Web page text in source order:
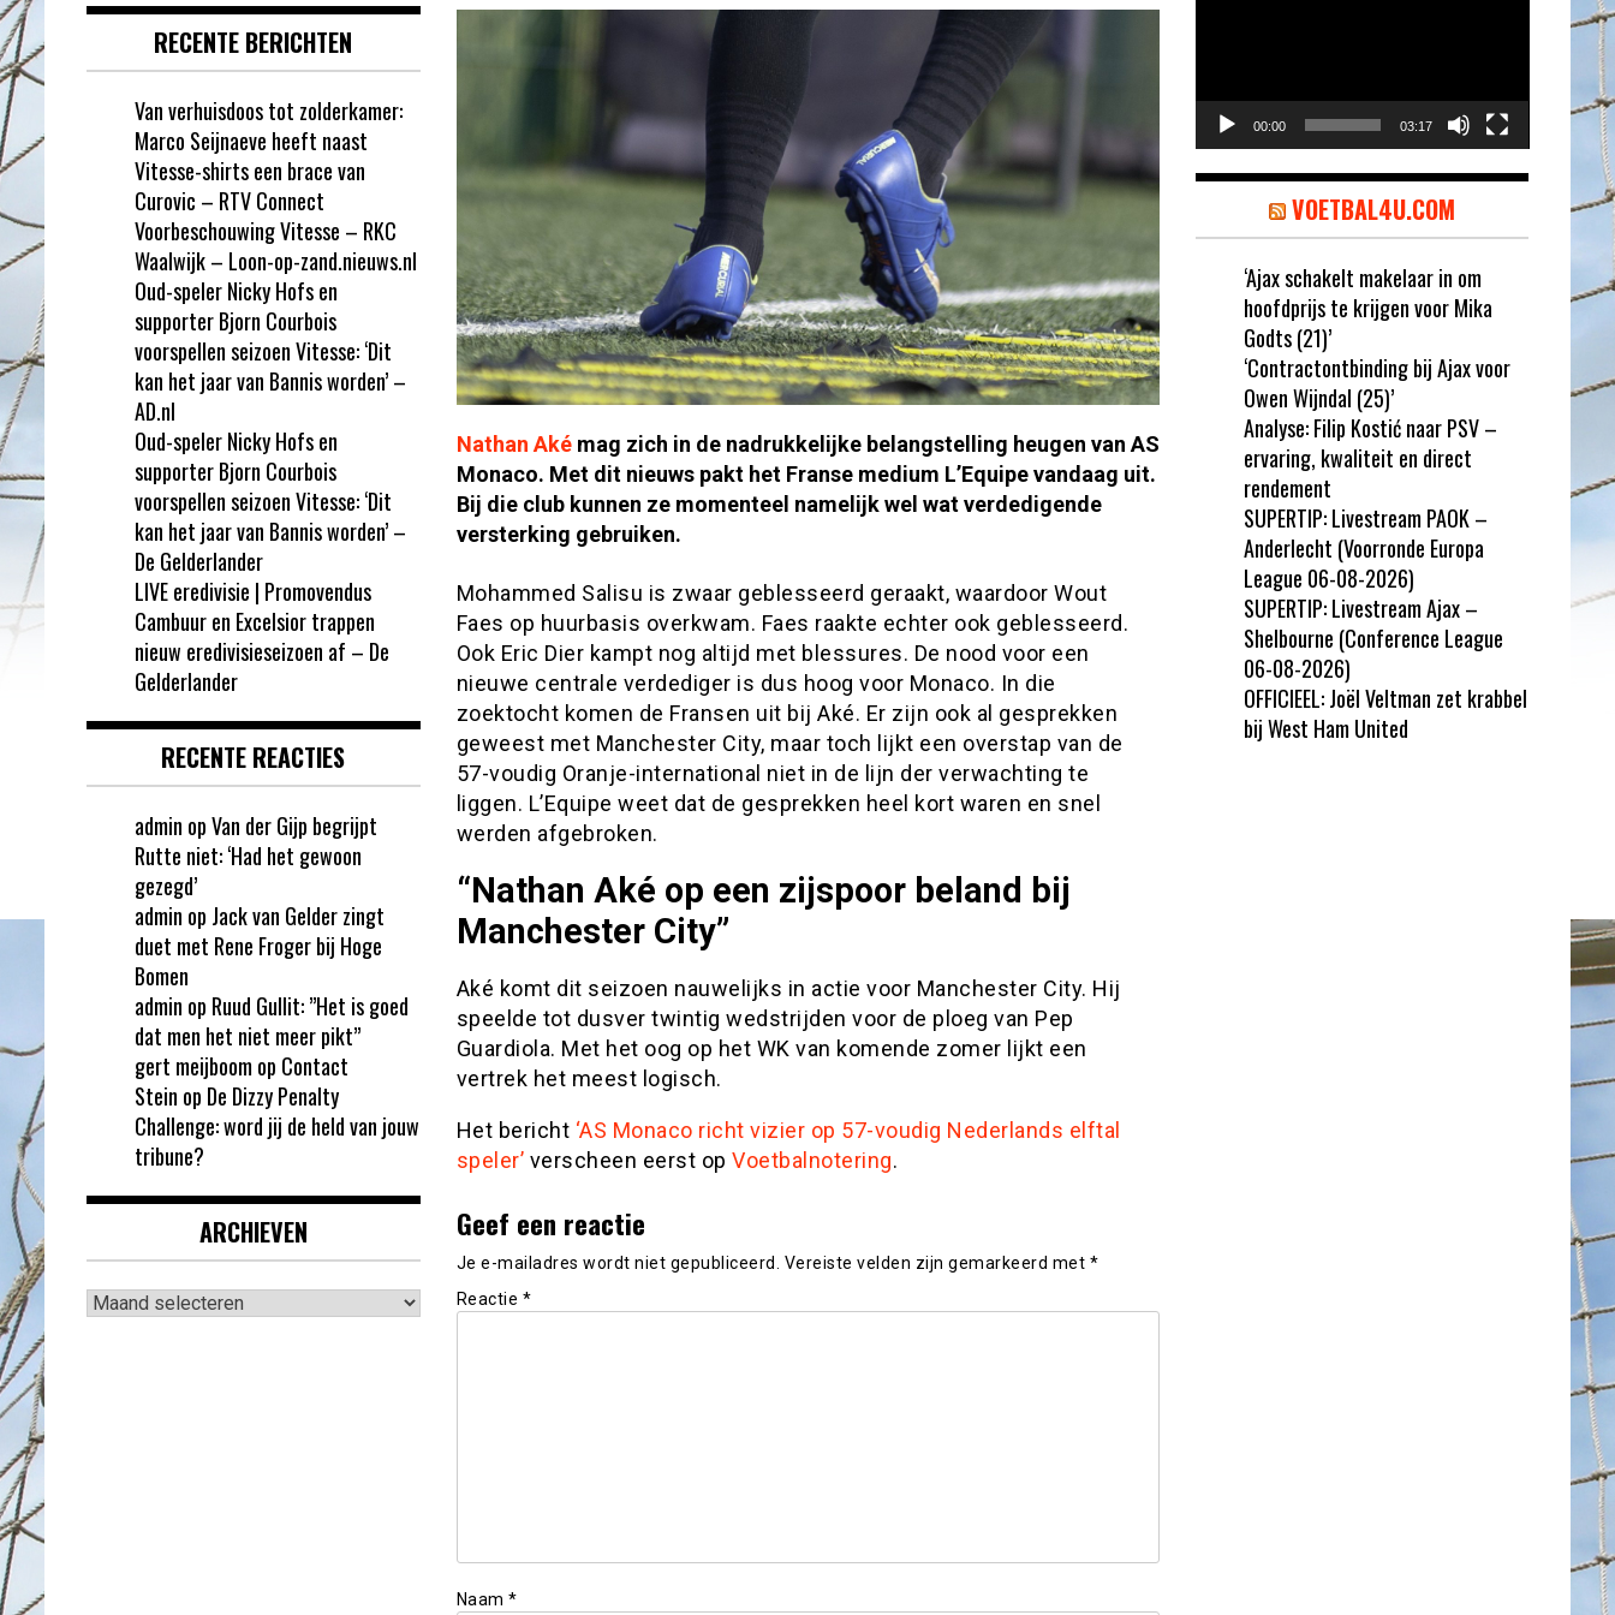
Nathan Akémag zich in de nadrukkelijke belangstelling heugen van AS
Monaco. Met dit nieuws pakt het Franse medium L’Equipe vandaag uit.
Bij die club kunnen ze momenteel namelijk wel wat verdedigende
versterking gebruiken.
Mohammed Salisu is zwaar geblesseerd geraakt, waardoor Wout
Faes op huurbasis overkwam. Faes raakte echter ook geblesseerd.
Ook Eric Dier kampt nog altijd met blessures. De nood voor een
nieuwe centrale verdediger is dus hoog voor Monaco. In die
zoektocht komen de Fransen uit bij Aké. Er zijn ook al gesprekken
geweest met Manchester City, maar toch lijkt een overstap van de
57-voudig Oranje-international niet in de lijn der verwachting te
liggen. L’Equipe weet dat de gesprekken heel kort waren en snel
werden afgebroken.
“Nathan Aké op een zijspoor beland bij
Manchester City”
Aké komt dit seizoen nauwelijks in actie voor Manchester City. Hij
speelde tot dusver twintig wedstrijden voor de ploeg van Pep
Guardiola. Met het oog op het WK van komende zomer lijkt een
vertrek het meest logisch.
Het bericht ‘AS Monaco richt vizier op 57-voudig Nederlands elftal
speler’ verscheen eerst op Voetbalnotering.
Geef een reactie
Je e-mailadres wordt niet gepubliceerd. Vereiste velden zijn gemarkeerd met *
Reactie *
Naam *
RECENTE BERICHTEN
Van verhuisdoos tot zolderkamer:
Marco Seijnaeve heeft naast
Vitesse-shirts een brace van
Curovic – RTV Connect
Voorbeschouwing Vitesse – RKC
Waalwijk – Loon-op-zand.nieuws.nl
Oud-speler Nicky Hofs en
supporter Bjorn Courbois
voorspellen seizoen Vitesse: ‘Dit
kan het jaar van Bannis worden’ –
AD.nl
Oud-speler Nicky Hofs en
supporter Bjorn Courbois
voorspellen seizoen Vitesse: ‘Dit
kan het jaar van Bannis worden’ –
De Gelderlander
LIVE eredivisie | Promovendus
Cambuur en Excelsior trappen
nieuw eredivisieseizoen af – De
Gelderlander
RECENTE REACTIES
admin opVan der Gijp begrijpt
Rutte niet: ‘Had het gewoon
gezegd’
admin op Jack van Gelder zingt
duet met Rene Froger bij Hoge
Bomen
admin op Ruud Gullit: ”Het is goed
dat men het niet meer pikt”
gert meijboom op Contact
Stein op De Dizzy Penalty
Challenge: word jij de held van jouw
tribune?
ARCHIEVEN
Archieven
00:00 03:17
VOETBAL4U.COM
‘Ajax schakelt makelaar in om
hoofdprijs te krijgen voor Mika
Godts (21)’
‘Contractontbinding bij Ajax voor
Owen Wijndal (25)’
Analyse: Filip Kostić naar PSV –
ervaring, kwaliteit en direct
rendement
SUPERTIP: Livestream PAOK –
Anderlecht (Voorronde Europa
League 06-08-2026)
SUPERTIP: Livestream Ajax –
Shelbourne (Conference League
06-08-2026)
OFFICIEEL: Joël Veltman zet krabbel
bij West Ham United